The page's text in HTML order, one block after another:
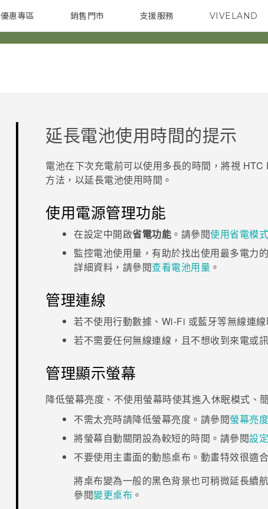
智慧型手機 配件
優惠專區
焦點訊息 校園專案 企業採購
銷售門市
銷售通路 支援服務 VIVELAND
延長電池使用時間的提示
電池在下次充電前可以使用多長的時間，將視 HTC
方法，以延長電池使用時間。
使用電源管理功能
在設定中開啟省電功能 。請參閱使用省電模
監控電池使用量，有助於找出使用最多電力
詳細資料，請參閱查看電池用量 。
管理連線
若不使用行動數據、 Wi-Fi 或藍牙等無線連
若不需要任何無線連線，且不想收到來電或
管理顯示螢幕
降低螢幕亮度、不使用螢幕時使其進入休眠模式、
不需太亮時請降低螢幕亮度。請參閱螢幕亮
將螢幕自動關閉設為較短的時間。請參閱設
不要使用主畫面的動態桌布。動畫特效很適
將桌布變為一般的黑色背景也可稍微延長續
參閱變更桌布 。